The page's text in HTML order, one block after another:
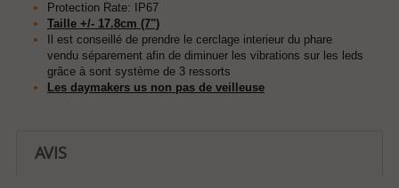
Protection Rate: IP67
Taille +/- 17.8cm (7")
Il est conseillé de prendre le cerclage interieur du phare
vendu séparement afin de diminuer les vibrations sur les leds
grâce à sont système de 3 ressorts
Les daymakers us non pas de veilleuse
AVIS